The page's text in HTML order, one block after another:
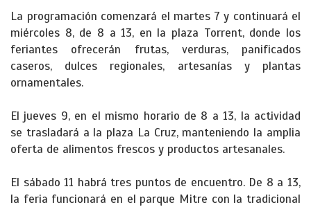
La programación comenzará el martes 7 y continuará el
miércoles 8, de 8 a 13, en la plaza Torrent, donde los
feriantes ofrecerán frutas, verduras, panificados
caseros, dulces regionales, artesanías y plantas
ornamentales.
El jueves 9, en el mismo horario de 8 a 13, la actividad
se trasladará a la plaza La Cruz, manteniendo la amplia
oferta de alimentos frescos y productos artesanales.
El sábado 11 habrá tres puntos de encuentro. De 8 a 13,
la feria funcionará en el parque Mitre con la tradicional